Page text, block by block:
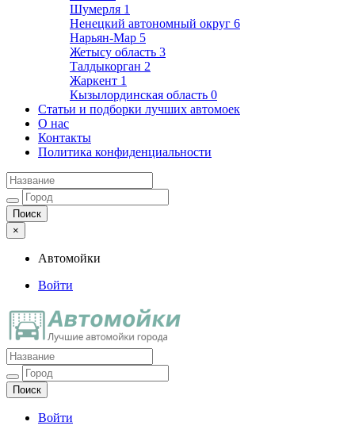
Шумерля 1
Ненецкий автономный округ 6
Нарьян-Мар 5
Жетысу область 3
Талдыкорган 2
Жаркент 1
Кызылординская область 0
Статьи и подборки лучших автомоек
О нас
Контакты
Политика конфиденциальности
×
Автомойки
Войти
Автомойки
Ещё один сайт на WordPress
Войти